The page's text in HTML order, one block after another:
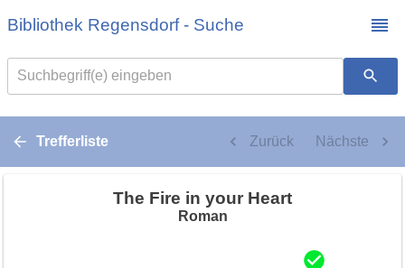
Bibliothek Regensdorf - Suche
Suchbegriff(e) eingeben
Trefferliste Zurück Nächste
The Fire in your Heart
Roman